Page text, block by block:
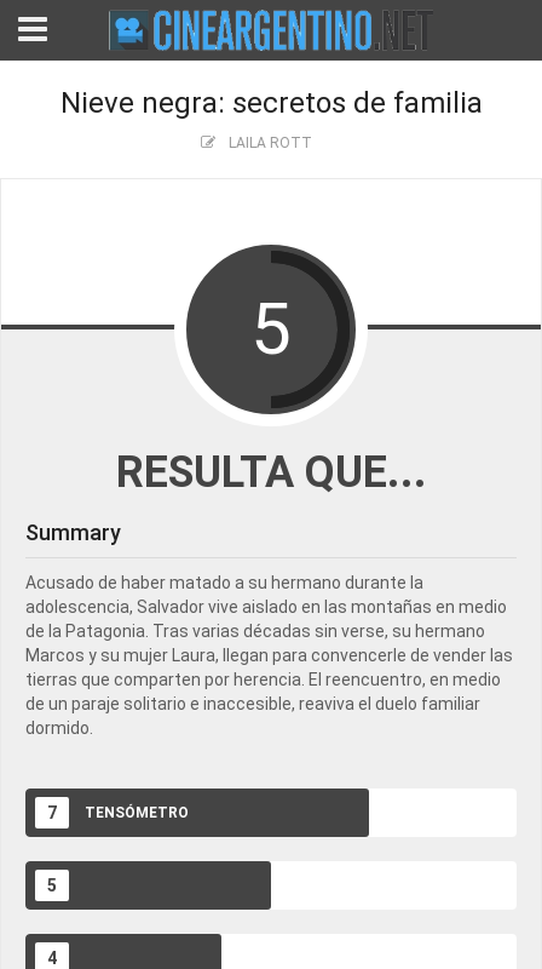
Nieve negra: secretos de familia
LAILA ROTT
5
RESULTA QUE...
Summary
Acusado de haber matado a su hermano durante la
adolescencia, Salvador vive aislado en las montañas en medio
de la Patagonia. Tras varias décadas sin verse, su hermano
Marcos y su mujer Laura, llegan para convencerle de vender las
tierras que comparten por herencia. El reencuentro, en medio
de un paraje solitario e inaccesible, reaviva el duelo familiar
dormido.
7 TENSÓMETRO
5
4